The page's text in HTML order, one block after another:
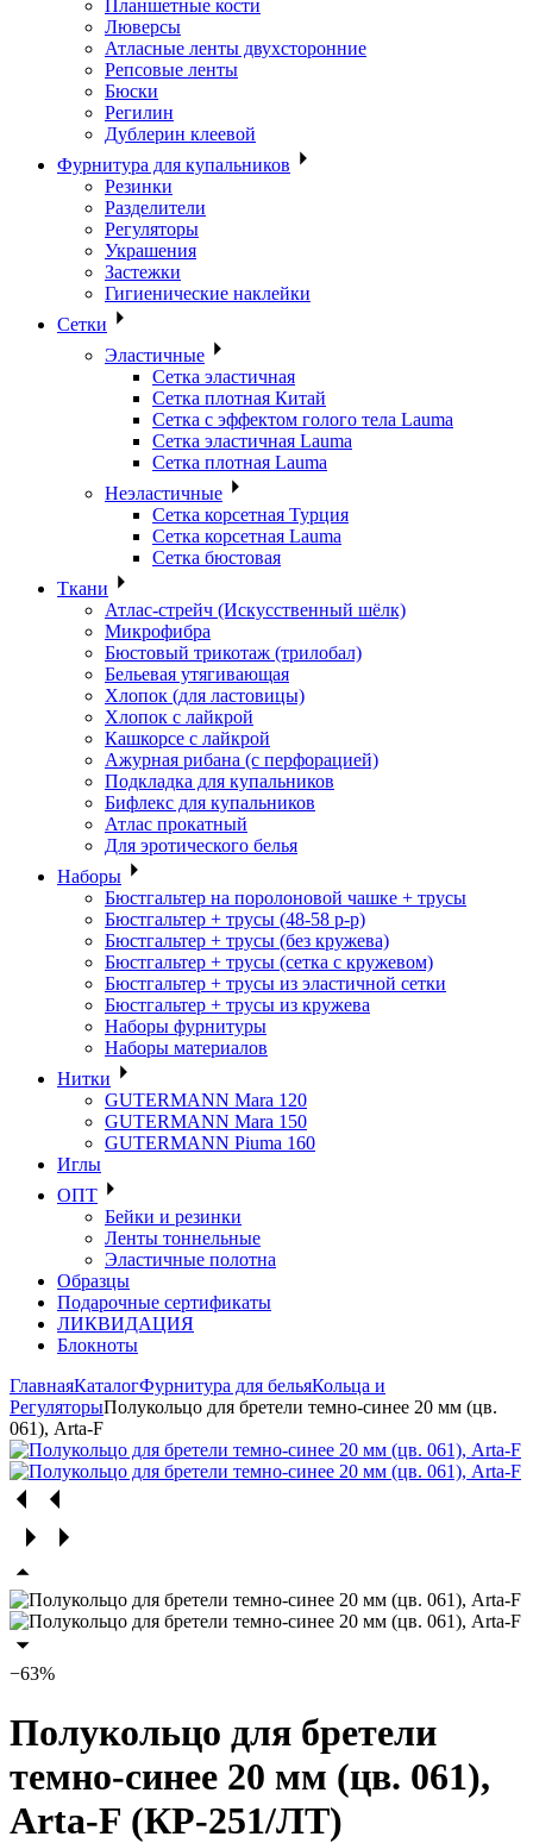
Планшетные кости
Люверсы
Атласные ленты двухсторонние
Репсовые ленты
Бюски
Регилин
Дублерин клеевой
Фурнитура для купальников
Резинки
Разделители
Регуляторы
Украшения
Застежки
Гигиенические наклейки
Сетки
Эластичные
Сетка эластичная
Сетка плотная Китай
Сетка с эффектом голого тела Lauma
Сетка эластичная Lauma
Сетка плотная Lauma
Неэластичные
Сетка корсетная Турция
Сетка корсетная Lauma
Сетка бюстовая
Ткани
Атлас-стрейч (Искусственный шёлк)
Микрофибра
Бюстовый трикотаж (трилобал)
Бельевая утягивающая
Хлопок (для ластовицы)
Хлопок с лайкрой
Кашкорсе с лайкрой
Ажурная рибана (с перфорацией)
Подкладка для купальников
Бифлекс для купальников
Атлас прокатный
Для эротического белья
Наборы
Бюстгальтер на поролоновой чашке + трусы
Бюстгальтер + трусы (48-58 р-р)
Бюстгальтер + трусы (без кружева)
Бюстгальтер + трусы (сетка с кружевом)
Бюстгальтер + трусы из эластичной сетки
Бюстгальтер + трусы из кружева
Наборы фурнитуры
Наборы материалов
Нитки
GUTERMANN Mara 120
GUTERMANN Mara 150
GUTERMANN Piuma 160
Иглы
ОПТ
Бейки и резинки
Ленты тоннельные
Эластичные полотна
Образцы
Подарочные сертификаты
ЛИКВИДАЦИЯ
Блокноты
ГлавнаяКаталогФурнитура для бельяКольца и
РегуляторыПолукольцо для бретели темно-синее 20 мм (цв.
061), Arta-F
−63%
Полукольцо для бретели
темно-синее 20 мм (цв. 061),
Arta-F (КР-251/ЛТ)